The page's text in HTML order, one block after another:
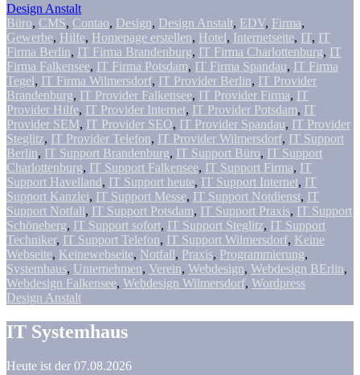
Design Anstalt
Büro, CMS, Contao, Design, Design Anstalt, EDV, Firma,
Gewerbe, Hilfe, Homepage erstellen, Hotel, Internetseite, IT, IT
Firma Berlin, IT Firma Brandenburg, IT Firma Charlottenburg, IT
Firma Falkensee, IT Firma Potsdam, IT Firma Spandau, IT Firma
Tegel, IT Firma Wilmersdorf, IT Provider Berlin, IT Provider
Brandenburg, IT Provider Falkensee, IT Provider Firma, IT
Provider Hilfe, IT Provider Internet, IT Provider Potsdam, IT
Provider SEM, IT Provider SEO, IT Provider Spandau, IT Provider
Steglitz, IT Provider Telefon, IT Provider Wilmersdorf, IT Support
Berlin, IT Support Brandenburg, IT Support Büro, IT Support
Charlottenburg, IT Support Falkensee, IT Support Firma, IT
Support Havelland, IT Support heute, IT Support Internet, IT
Support Kanzlei, IT Support Messe, IT Support Notdienst, IT
Support Notfall, IT Support Potsdam, IT Support Praxis, IT Support
Schöneberg, IT Support sofort, IT Support Steglitz, IT Support
Techniker, IT Support Telefon, IT Support Wilmersdorf, Keine
Webseite, Keinewebseite, Notfall, Praxis, Programmierung,
Systemhaus, Unternehmen, Verein, Webdesign, Webdesign BErlin,
Webdesign Falkensee, Webdesign Wilmersdorf, Wordpress
Design Anstalt
IT Systemhaus
Heute ist der 07.08.2026